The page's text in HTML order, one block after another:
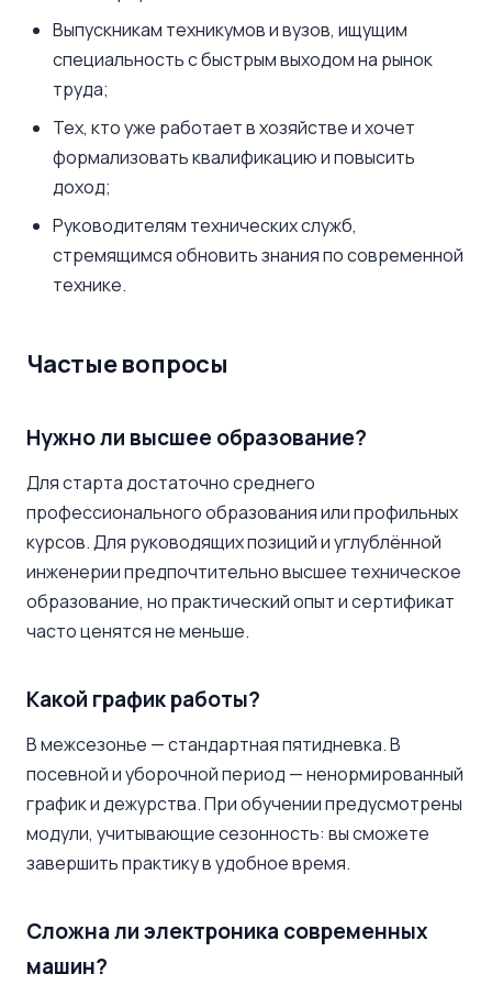
Выпускникам техникумов и вузов, ищущим
специальность с быстрым выходом на рынок
труда;
Тех, кто уже работает в хозяйстве и хочет
формализовать квалификацию и повысить
доход;
Руководителям технических служб,
стремящимся обновить знания по современной
технике.
Частые вопросы
Нужно ли высшее образование?
Для старта достаточно среднего
профессионального образования или профильных
курсов. Для руководящих позиций и углублённой
инженерии предпочтительно высшее техническое
образование, но практический опыт и сертификат
часто ценятся не меньше.
Какой график работы?
В межсезонье — стандартная пятидневка. В
посевной и уборочной период — ненормированный
график и дежурства. При обучении предусмотрены
модули, учитывающие сезонность: вы сможете
завершить практику в удобное время.
Сложна ли электроника современных
машин?